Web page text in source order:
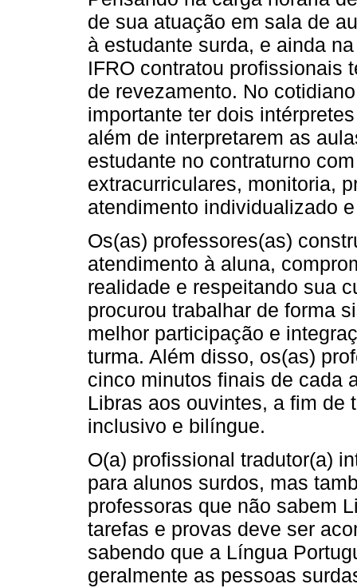
de sua atuação em sala de
à estudante surda, e ainda
IFRO contratou profissionais
de revezamento. No
importante ter dois
além de interpretarem as
estudante no contraturno
extracurriculares, monitoria,
atendimento individualizado
Os(as) professores(as)
atendimento à aluna,
realidade e respeitando sua
procurou trabalhar de forma
melhor participação e
turma. Além disso, os(as)
cinco minutos finais de cada
Libras aos ouvintes, a fim de
inclusivo e bilíngue.
O(a) profissional tradutor(a)
para alunos surdos, mas
professoras que não sabem
tarefas e provas deve ser
sabendo que a Língua
geralmente as pessoas